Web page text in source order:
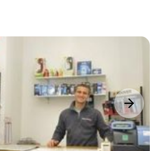
next